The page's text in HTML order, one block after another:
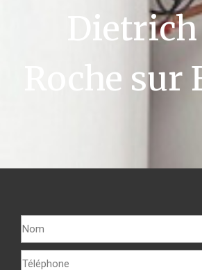
Roche